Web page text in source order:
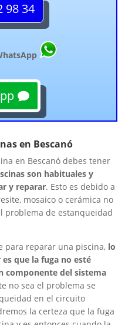
98 34
en Bescanó
en Bescanó debes tener
son habituales y
y reparar. Esto es debido a
mosaico o cerámica no
problema de estanqueidad
para reparar una piscina, lo
que la fuga no esté
componente del sistema
no sea el problema se
en el circuito
la certeza que la fuga